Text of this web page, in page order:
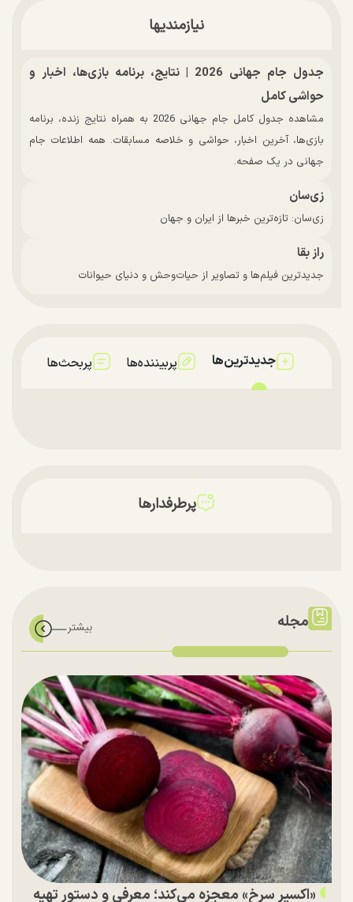
نیازمندیها
جدول جام جهانی 2026 | نتایج، برنامه بازی‌ها، اخبار و
حواشی کامل
مشاهده جدول کامل جام جهانی 2026 به همراه نتایج زنده، برنامه
بازی‌ها، آخرین اخبار، حواشی و خلاصه مسابقات. همه اطلاعات جام
جهانی در یک صفحه.
زی‌سان
زی‌سان: تازه‌ترین خبرها از ایران و جهان
راز بقا
جدیدترین فیلم‌ها و تصاویر از حیات‌وحش و دنیای حیوانات
جدیدترین‌ها پربیننده‌ها پربحث‌ها
پرطرفدارها
مجله
«اکسیر سرخ» معجزه می‌کند؛ معرفی و دستور تهیه